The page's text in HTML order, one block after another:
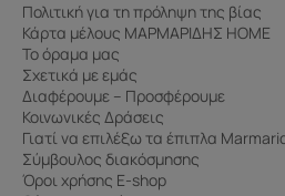
Πολιτική για τη πρόληψη της βίας
Κάρτα μέλους ΜΑΡΜΑΡΙΔΗΣ HOME
Το όραμα μας
Σχετικά με εμάς
Διαφέρουμε – Προσφέρουμε
Κοινωνικές Δράσεις
Γιατί να επιλέξω τα έπιπλα
Σύμβουλος διακόσμησης
Όροι χρήσης E-shop